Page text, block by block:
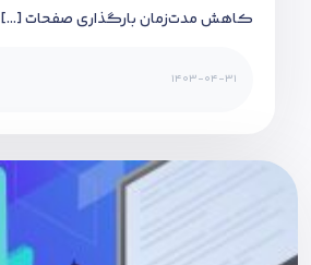
کاهش مدت‌زمان بارگذاری صفحات […]
1403-04-31